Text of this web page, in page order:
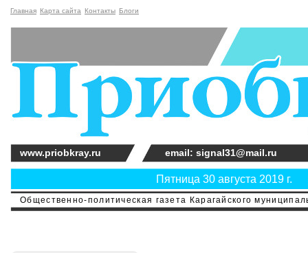
Главная Карта сайта Контакты Блоги
Общественно-политическая газета Карагайского
Пятница 30 августа 2019 г.
www.priobkray.ru email: signal31@mail.ru